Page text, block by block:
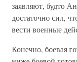
заявляют, будто
достаточно сил,
вести военные
Конечно, боевая